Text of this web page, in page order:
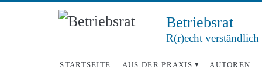
Betriebsrat
R(r)echt
STARTSEITE AUS DER PRAXIS AUTOREN